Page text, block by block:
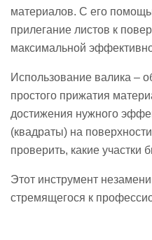
материалов. С его
прилегание листов к
максимальной
Использование валика –
простого прижатия
достижения нужного
(квадраты) на
проверить, какие участки
Этот инструмент
стремящегося к